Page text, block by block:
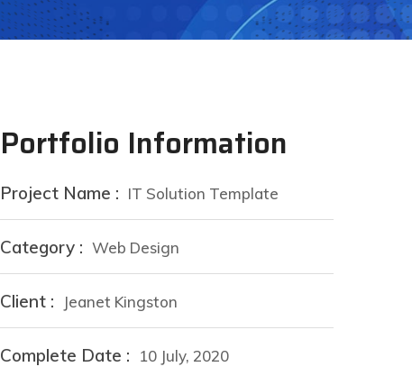
Portfolio Information
Project Name : IT Solution Template
Category : Web Design
Client : Jeanet Kingston
Complete Date : 10 July, 2020